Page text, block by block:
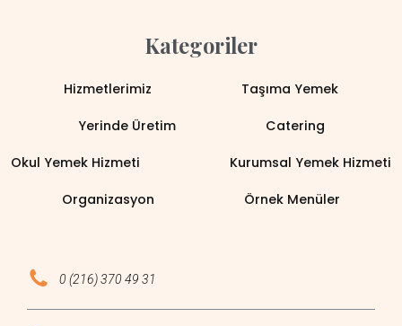
Kategoriler
Hizmetlerimiz Taşıma Yemek
Yerinde Üretim Catering
Okul Yemek Hizmeti Kurumsal Yemek Hizmeti
Organizasyon Örnek Menüler
0 (216) 370 49 31